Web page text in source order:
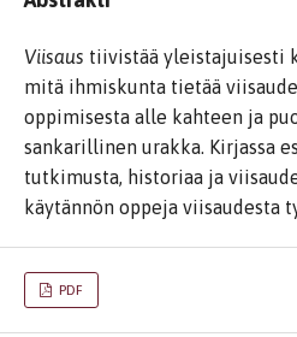
Viisaus tiivistää yleistajuisesti
mitä ihmiskunta tietää
oppimisesta alle kahteen ja
sankarillinen urakka. Kirjassa
tutkimusta, historiaa ja
käytännön oppeja viisaudesta
PDF